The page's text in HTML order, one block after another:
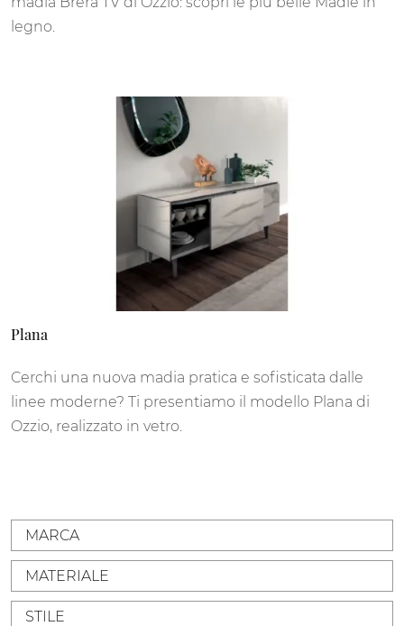
legno.
Plana
Cerchi una nuova madia pratica e sofisticata dalle
linee moderne? Ti presentiamo il modello Plana di
Ozzio, realizzato in vetro.
MARCA
MATERIALE
STILE